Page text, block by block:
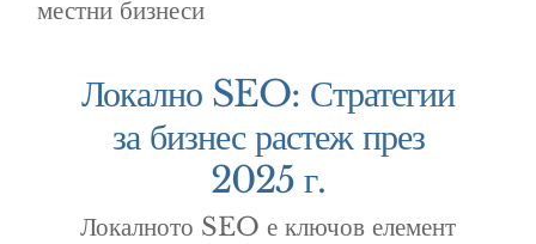
Локално SEO: Стратегии
за бизнес растеж през
2025 г.
Локалното SEO е ключов елемент